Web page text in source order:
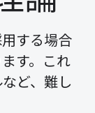
する場合
す。これ
ど、難し